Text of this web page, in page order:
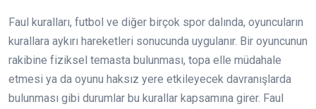
Faul kuralları, futbol ve diğer birçok spor dalında, oyuncuların
kurallara aykırı hareketleri sonucunda uygulanır. Bir oyuncunun
rakibine fiziksel temasta bulunması, topa elle müdahale
etmesi ya da oyunu haksız yere etkileyecek davranışlarda
bulunması gibi durumlar bu kurallar kapsamına girer. Faul